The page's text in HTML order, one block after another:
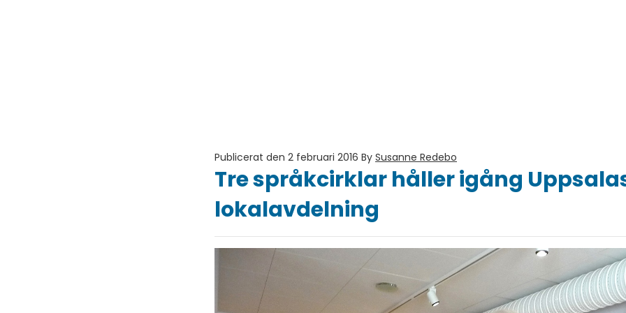
Publicerat den 2 februari 2016 By Susanne Redebo
Tre språkcirklar håller igång
lokalavdelning